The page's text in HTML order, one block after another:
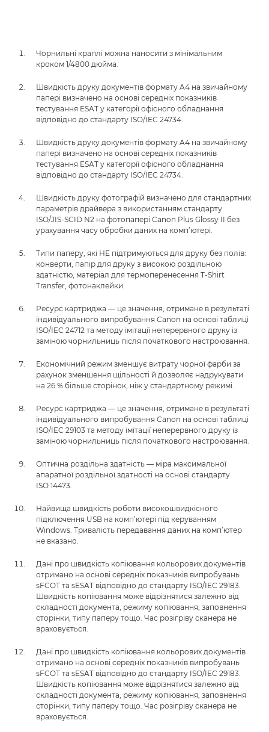
Чорнильні краплі можна наносити з мінімальним
кроком 1/4800 дюйма.
Швидкість друку документів формату A4 на звичайному
папері визначено на основі середніх показників
тестування ESAT у категорії офісного обладнання
відповідно до стандарту ISO/IEC 24734.
Швидкість друку документів формату A4 на звичайному
папері визначено на основі середніх показників
тестування ESAT у категорії офісного обладнання
відповідно до стандарту ISO/IEC 24734.
Швидкість друку фотографій визначено для стандартних
параметрів драйвера з використанням стандарту
ISO/JIS-SCID N2 на фотопапері Canon Plus Glossy II без
урахування часу обробки даних на комп’ютері.
Типи паперу, які НЕ підтримуються для друку без полів:
конверти, папір для друку з високою роздільною
здатністю, матеріал для термоперенесення T-Shirt
Transfer, фотонаклейки.
Ресурс картриджа — це значення, отримане в результаті
індивідуального випробування Canon на основі таблиці
ISO/IEC 24712 та методу імітації неперервного друку із
заміною чорнильниць після початкового настроювання.
Економічний режим зменшує витрату чорної фарби за
рахунок зменшення щільності й дозволяє надрукувати
на 26 % більше сторінок, ніж у стандартному режимі.
Ресурс картриджа — це значення, отримане в результаті
індивідуального випробування Canon на основі таблиці
ISO/IEC 29103 та методу імітації неперервного друку із
заміною чорнильниць після початкового настроювання.
Оптична роздільна здатність — міра максимальної
апаратної роздільної здатності на основі стандарту
ISO 14473.
Найвища швидкість роботи високошвидкісного
підключення USB на комп’ютері під керуванням
Windows. Тривалість передавання даних на комп’ютер
не вказано.
Дані про швидкість копіювання кольорових документів
отримано на основі середніх показників випробувань
sFCOT та sESAT відповідно до стандарту ISO/IEC 29183.
Швидкість копіювання може відрізнятися залежно від
складності документа, режиму копіювання, заповнення
сторінки, типу паперу тощо. Час розігріву сканера не
враховується.
Дані про швидкість копіювання кольорових документів
отримано на основі середніх показників випробувань
sFCOT та sESAT відповідно до стандарту ISO/IEC 29183.
Швидкість копіювання може відрізнятися залежно від
складності документа, режиму копіювання, заповнення
сторінки, типу паперу тощо. Час розігріву сканера не
враховується.